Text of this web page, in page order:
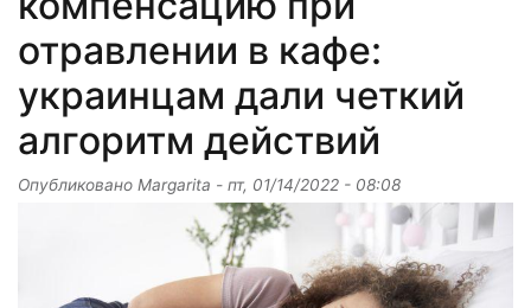
отравлении в кафе:
украинцам дали четкий
алгоритм действий
Опубликовано Margarita - пт, 01/14/2022 - 08:08